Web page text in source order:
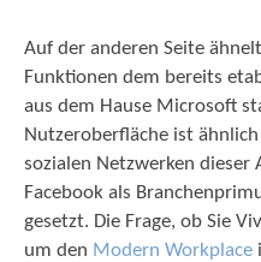
Auf der anderen Seite
Funktionen dem bereits
aus dem Hause Microsoft
Nutzeroberfläche ist
sozialen Netzwerken dieser
Facebook als
gesetzt. Die Frage, ob Sie
um den Modern Workplace